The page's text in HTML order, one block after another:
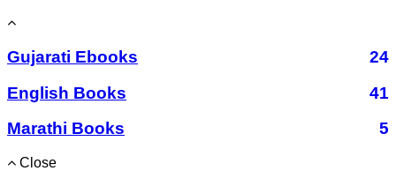
Gujarati Ebooks
24
English Books
41
Marathi Books
5
Close